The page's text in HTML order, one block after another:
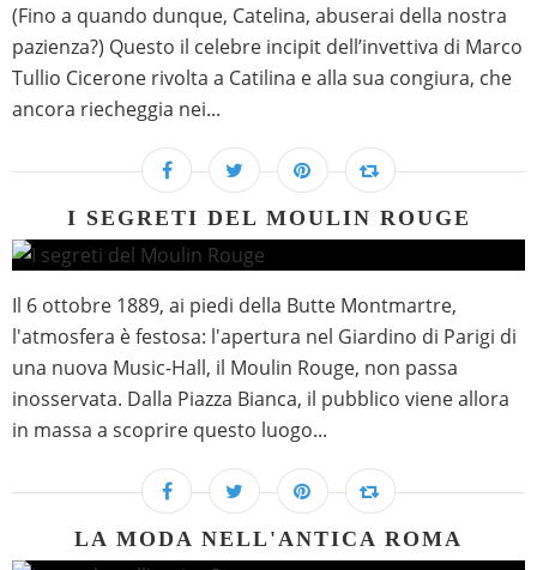
(Fino a quando dunque, Catelina, abuserai della nostra
pazienza?) Questo il celebre incipit dell’invettiva di Marco
Tullio Cicerone rivolta a Catilina e alla sua congiura, che
ancora riecheggia nei...
I SEGRETI DEL MOULIN ROUGE
Il 6 ottobre 1889, ai piedi della Butte Montmartre,
l'atmosfera è festosa: l'apertura nel Giardino di Parigi di
una nuova Music-Hall, il Moulin Rouge, non passa
inosservata. Dalla Piazza Bianca, il pubblico viene allora
in massa a scoprire questo luogo...
LA MODA NELL'ANTICA ROMA